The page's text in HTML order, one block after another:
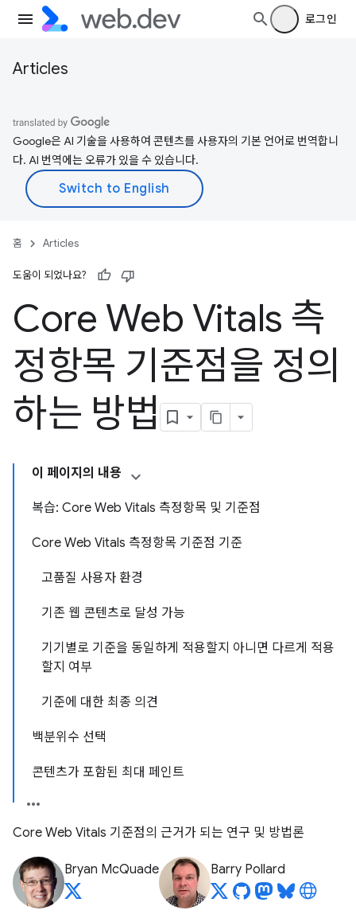
로그인
Articles
Google은 AI 기술을 사용하여 콘텐츠를 사용자의 기본 언어로 번역합니
다. AI 번역에는 오류가 있을 수 있습니다.
홈 Articles
도움이 되었나요?
Core Web Vitals 측
정항목 기준점을 정의
하는 방법
이 페이지의 내용
복습: Core Web Vitals 측정항목 및 기준점
Core Web Vitals 측정항목 기준점 기준
고품질 사용자 환경
기존 웹 콘텐츠로 달성 가능
기기별로 기준을 동일하게 적용할지 아니면 다르게 적용
할지 여부
기준에 대한 최종 의견
백분위수 선택
콘텐츠가 포함된 최대 페인트
Core Web Vitals 기준점의 근거가 되는 연구 및 방법론
Bryan McQuade Barry Pollard